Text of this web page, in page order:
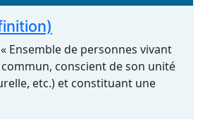
Ensemble de personnes vivant
conscient de son unité
etc.) et constituant une